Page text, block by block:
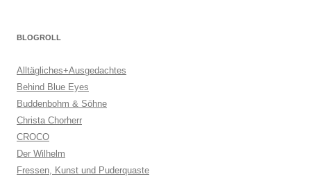
BLOGROLL
Alltägliches+Ausgedachtes
Behind Blue Eyes
Buddenbohm & Söhne
Christa Chorherr
CROCO
Der Wilhelm
Fressen, Kunst und Puderquaste